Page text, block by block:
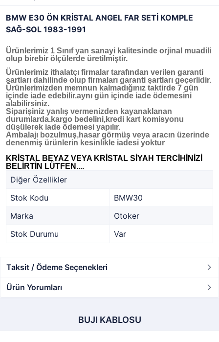
BMW E30 ÖN KRİSTAL ANGEL FAR SETİ KOMPLE
SAĞ-SOL 1983-1991
Ürünlerimiz 1 Sınıf yan sanayi kalitesinde orjinal muadili
olup birebir ölçülerde üretilmiştir.
Ürünlerimiz ithalatçı firmalar tarafından verilen garanti
şartları dahilinde olup firmaları garanti şartları geçerlidir.
Ürünlerimizden memnun kalmadığınız taktirde 7 gün
içinde iade edebilir.aynı gün içinde iade ödemesini
alabilirsiniz.
Siparişiniz yanlış vermenizden kayanaklanan
durumlarda.kargo bedelini,kredi kart komisyonu
düşülerek iade ödemesi yapılır.
Ambalajı bozulmuş,hasar görmüş veya aracın üzerinde
denenmiş ürünlerin kesinlikle iadesi yoktur
KRİSTAL BEYAZ VEYA KRİSTAL SİYAH TERCİHİNİZİ
BELİRTİN LÜTFEN....
Diğer Özellikler
Stok Kodu
BMW30
Marka
Otoker
Stok Durumu
Var
Taksit / Ödeme Seçenekleri
Ürün Yorumları
BUJI KABLOSU